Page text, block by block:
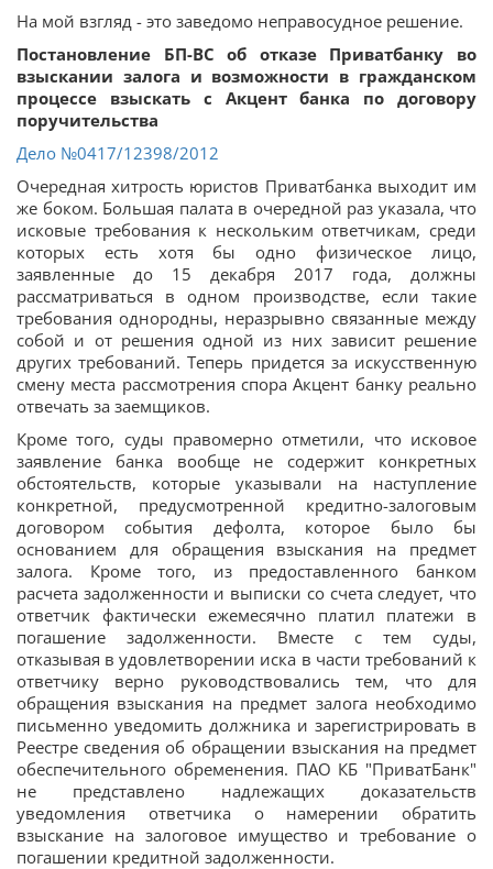
На мой взгляд - это заведомо неправосудное решение.
Постановление БП-ВС об отказе Приватбанку во
взыскании залога и возможности в гражданском
процессе взыскать с Акцент банка по договору
поручительства
Дело №0417/12398/2012
Очередная хитрость юристов Приватбанка выходит им
же боком. Большая палата в очередной раз указала, что
исковые требования к нескольким ответчикам, среди
которых есть хотя бы одно физическое лицо,
заявленные до 15 декабря 2017 года, должны
рассматриваться в одном производстве, если такие
требования однородны, неразрывно связанные между
собой и от решения одной из них зависит решение
других требований. Теперь придется за искусственную
смену места рассмотрения спора Акцент банку реально
отвечать за заемщиков.
Кроме того, суды правомерно отметили, что исковое
заявление банка вообще не содержит конкретных
обстоятельств, которые указывали на наступление
конкретной, предусмотренной кредитно-залоговым
договором события дефолта, которое было бы
основанием для обращения взыскания на предмет
залога. Кроме того, из предоставленного банком
расчета задолженности и выписки со счета следует, что
ответчик фактически ежемесячно платил платежи в
погашение задолженности. Вместе с тем суды,
отказывая в удовлетворении иска в части требований к
ответчику верно руководствовались тем, что для
обращения взыскания на предмет залога необходимо
письменно уведомить должника и зарегистрировать в
Реестре сведения об обращении взыскания на предмет
обеспечительного обременения. ПАО КБ "ПриватБанк"
не представлено надлежащих доказательств
уведомления ответчика о намерении обратить
взыскание на залоговое имущество и требование о
погашении кредитной задолженности.